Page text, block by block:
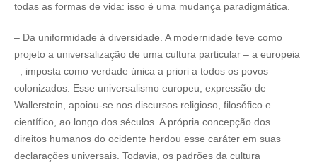
todas as formas de vida: isso é uma mudança paradigmática.
– Da uniformidade à diversidade. A modernidade teve como
projeto a universalização de uma cultura particular – a europeia
–, imposta como verdade única a priori a todos os povos
colonizados. Esse universalismo europeu, expressão de
Wallerstein, apoiou-se nos discursos religioso, filosófico e
científico, ao longo dos séculos. A própria concepção dos
direitos humanos do ocidente herdou esse caráter em suas
declarações universais. Todavia, os padrões da cultura